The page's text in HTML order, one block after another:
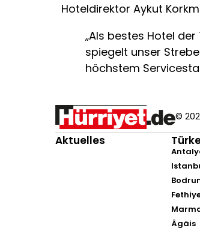
Hoteldirektor Aykut
„Als bestes Hotel
spiegelt unser
höchstem
©
Aktuelles
Ägäis